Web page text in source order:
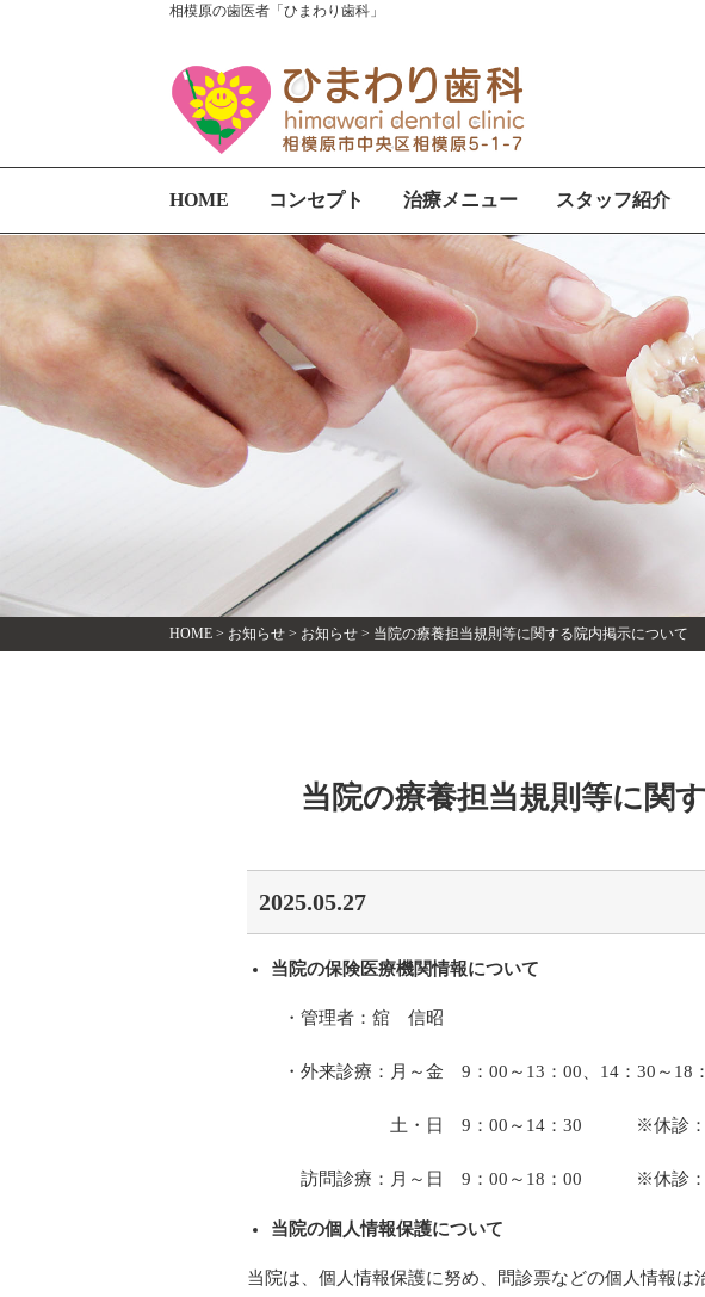
相模原の歯医者「ひまわり歯科」
HOME コンセプト 治療メニュー スタッフ紹介
HOME > お知らせ > お知らせ > 当院の療養担当規則等に関する院内掲示について
当院の療養担当規則等に関
2025.05.27
当院の保険医療機関情報について
・管理者：舘 信昭
・外来診療：月～金 9：00～13：00、14：30～18
土・日 9：00～14：30 ※休診：
訪問診療：月～日 9：00～18：00 ※休診：訪
当院の個人情報保護について
当院は、個人情報保護に努め、問診票などの個人情報は